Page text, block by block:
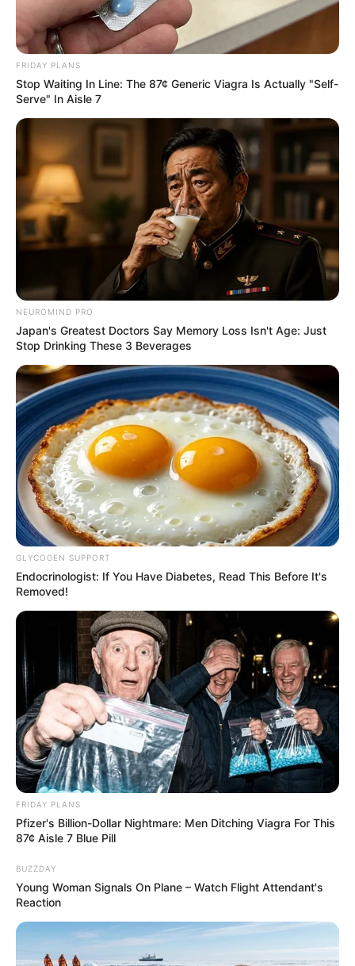
FRIDAY PLANS
Stop Waiting In Line: The 87¢ Generic Viagra Is Actually "Self-
Serve" In Aisle 7
NEUROMIND PRO
Japan's Greatest Doctors Say Memory Loss Isn't Age: Just
Stop Drinking These 3 Beverages
GLYCOGEN SUPPORT
Endocrinologist: If You Have Diabetes, Read This Before It's
Removed!
FRIDAY PLANS
Pfizer's Billion-Dollar Nightmare: Men Ditching Viagra For This
87¢ Aisle 7 Blue Pill
BUZZDAY
Young Woman Signals On Plane – Watch Flight Attendant's
Reaction